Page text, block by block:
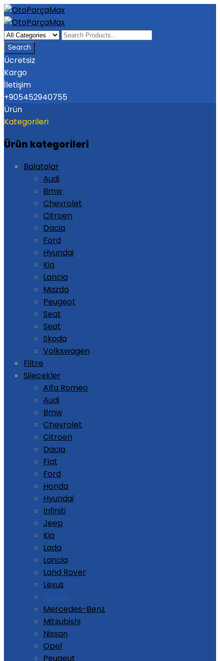
Ücretsiz
Kargo
İletişim
+905452940755
Ürün
Kategorileri
Ürün kategorileri
Balatalar
Audi
Bmw
Chevrolet
Citroen
Dacia
Ford
Hyundai
Kia
Lancia
Mazda
Peugeot
Seat
Seat
Skoda
Volkswagen
Filtre
Silecekler
Alfa Romeo
Audi
Bmw
Chevrolet
Citroen
Dacia
Fiat
Ford
Honda
Hyundai
Infiniti
Jeep
Kia
Lada
Lancia
Land Rover
Lexus
Mercedes-Benz
Mitsubishi
Nissan
Opel
Peugeut